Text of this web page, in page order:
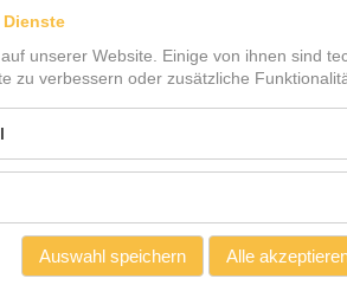
unserer Website. Einige von ihnen sind
zu verbessern oder zusätzliche
Auswahl speichern Alle